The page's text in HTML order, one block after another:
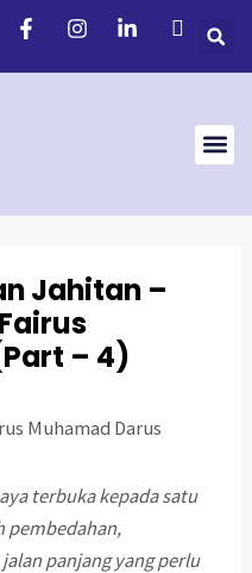
Jahitan –
– 4)
terbuka kepada satu
pembedahan,
panjang yang perlu